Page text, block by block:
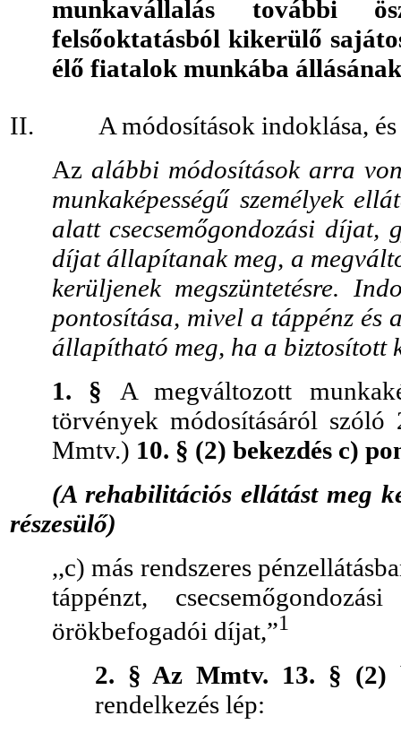
munkavállalás további
felsőoktatásból kikerülő
élő fiatalok munkába állásának
II.
A módosítások indoklása, és
Az alábbi módosítások arra
munkaképességű személyek
alatt csecsemőgondozási díjat,
díjat állapítanak meg, a
kerüljenek megszüntetésre.
pontosítása, mivel a táppénz és
állapítható meg, ha a biztosított
1. § A megváltozott
törvények módosításáról
Mmtv.) 10. § (2) bekezdés c)
(A rehabilitációs ellátást meg
részesülő)
,,c) más rendszeres
táppénzt,
örökbefogadói díjat,”1
2. § Az Mmtv. 13. § (2)
rendelkezés lép: